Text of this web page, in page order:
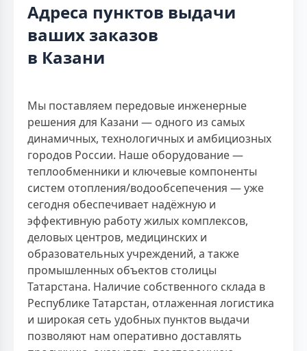
Адреса пунктов выдачи
ваших заказов
в Казани
Мы поставляем передовые инженерные
решения для Казани — одного из самых
динамичных, технологичных и амбициозных
городов России. Наше оборудование —
теплообменники и ключевые компоненты
систем отопления/водообсепечения — уже
сегодня обеспечивает надёжную и
эффективную работу жилых комплексов,
деловых центров, медицинских и
образовательных учреждений, а также
промышленных объектов столицы
Татарстана. Наличие собственного склада в
Республике Татарстан, отлаженная логистика
и широкая сеть удобных пунктов выдачи
позволяют нам оперативно доставлять